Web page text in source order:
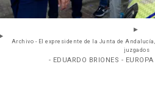
Archivo - El expresidente de la Junta de Andalucía,
juzgados
- EDUARDO BRIONES -